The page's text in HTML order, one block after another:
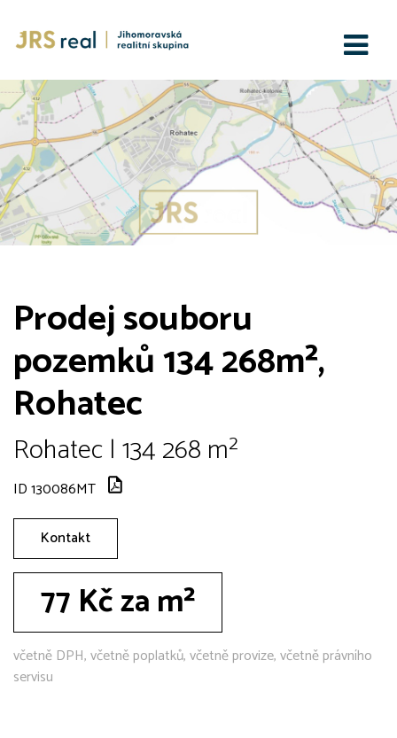
Prodej souboru
pozemků 134 268m²,
Rohatec
Rohatec | 134 268 m²
ID 130086MT
Kontakt
77 Kč za m²
včetně DPH, včetně poplatků, včetně provize, včetně právního
servisu